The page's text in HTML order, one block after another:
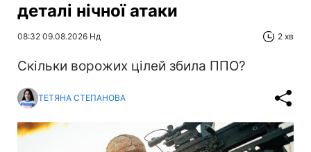
деталі нічної атаки
08:32 09.08.2026 Нд 2 хв
Скільки ворожих цілей збила ППО?
ТЕТЯНА СТЕПАНОВА